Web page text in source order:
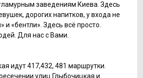
заведениям Киева. Здесь
дорогих напитков, у входа не
и «бентли». Здесь всё просто.
Для нас с Вами.
идут 417,432, 481 маршрутки.
улиц Глыбочицкая и